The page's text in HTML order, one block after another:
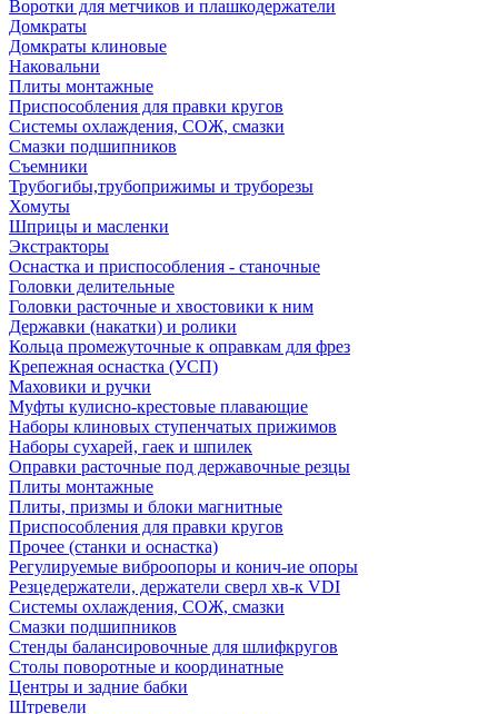
Воротки для метчиков и плашкодержатели
Домкраты
Домкраты клиновые
Наковальни
Плиты монтажные
Приспособления для правки кругов
Системы охлаждения, СОЖ, смазки
Смазки подшипников
Съемники
Трубогибы,трубоприжимы и труборезы
Хомуты
Шприцы и масленки
Экстракторы
Оснастка и приспособления - станочные
Головки делительные
Головки расточные и хвостовики к ним
Державки (накатки) и ролики
Кольца промежуточные к оправкам для фрез
Крепежная оснастка (УСП)
Маховики и ручки
Муфты кулисно-крестовые плавающие
Наборы клиновых ступенчатых прижимов
Наборы сухарей, гаек и шпилек
Оправки расточные под державочные резцы
Плиты монтажные
Плиты, призмы и блоки магнитные
Приспособления для правки кругов
Прочее (станки и оснастка)
Регулируемые виброопоры и конич-ие опоры
Резцедержатели, держатели сверл хв-к VDI
Системы охлаждения, СОЖ, смазки
Смазки подшипников
Стенды балансировочные для шлифкругов
Столы поворотные и координатные
Центры и задние бабки
Штревели